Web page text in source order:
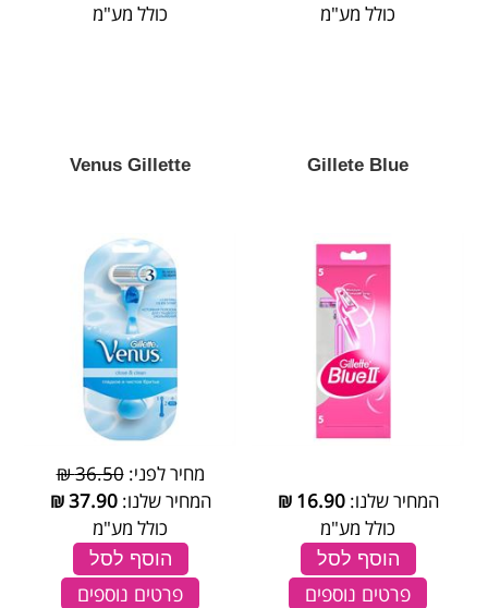
כולל מע"מ
כולל מע"מ
Gillete Blue
המחיר שלנו:16.90
₪
כולל מע"מ
הוסף לסל
פרטים נוספים
Venus Gillette
מחיר לפני:36.50 ₪
המחיר שלנו:37.90
₪
כולל מע"מ
הוסף לסל
פרטים נוספים